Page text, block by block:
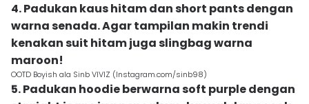
4. Padukan kaus hitam dan short pants dengan
warna senada. Agar tampilan makin trendi
kenakan suit hitam juga slingbag warna
maroon!
OOTD Boyish ala Sinb VIVIZ (Instagram.com/sinb98)
5. Padukan hoodie berwarna soft purple dengan